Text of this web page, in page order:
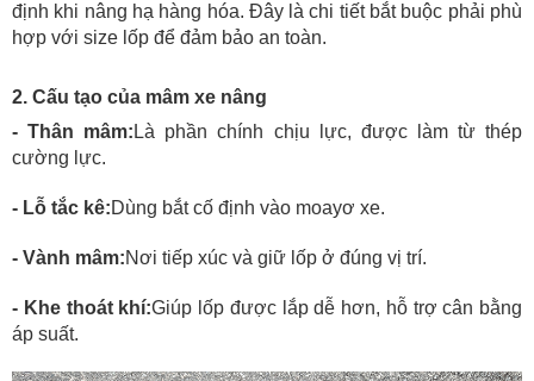
định khi nâng hạ hàng hóa. Đây là chi tiết bắt buộc phải phù
hợp với size lốp để đảm bảo an toàn.
2. Cấu tạo của mâm xe nâng
- Thân mâm: Là phần chính chịu lực, được làm từ thép
cường lực.
- Lỗ tắc kê:Dùng bắt cố định vào moayơ xe.
- Vành mâm:Nơi tiếp xúc và giữ lốp ở đúng vị trí.
- Khe thoát khí:Giúp lốp được lắp dễ hơn, hỗ trợ cân bằng
áp suất.